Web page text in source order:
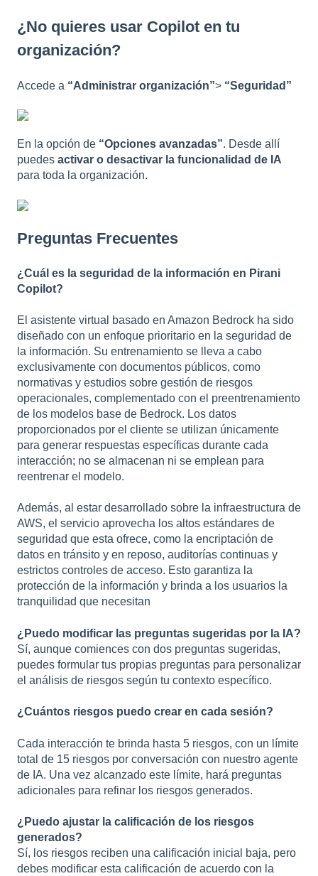
¿No quieres usar Copilot en tu
organización?
Accede a “Administrar organización”> “Seguridad”
En la opción de “Opciones avanzadas”. Desde allí
puedes activar o desactivar la funcionalidad de IA
para toda la organización.
Preguntas Frecuentes
¿Cuál es la seguridad de la información en Pirani
Copilot?
El asistente virtual basado en Amazon Bedrock ha sido
diseñado con un enfoque prioritario en la seguridad de
la información. Su entrenamiento se lleva a cabo
exclusivamente con documentos públicos, como
normativas y estudios sobre gestión de riesgos
operacionales, complementado con el preentrenamiento
de los modelos base de Bedrock. Los datos
proporcionados por el cliente se utilizan únicamente
para generar respuestas específicas durante cada
interacción; no se almacenan ni se emplean para
reentrenar el modelo.
Además, al estar desarrollado sobre la infraestructura de
AWS, el servicio aprovecha los altos estándares de
seguridad que esta ofrece, como la encriptación de
datos en tránsito y en reposo, auditorías continuas y
estrictos controles de acceso. Esto garantiza la
protección de la información y brinda a los usuarios la
tranquilidad que necesitan
¿Puedo modificar las preguntas sugeridas por la IA?
Sí, aunque comiences con dos preguntas sugeridas,
puedes formular tus propias preguntas para personalizar
el análisis de riesgos según tu contexto específico.
¿Cuántos riesgos puedo crear en cada sesión?
Cada interacción te brinda hasta 5 riesgos, con un límite
total de 15 riesgos por conversación con nuestro agente
de IA. Una vez alcanzado este límite, hará preguntas
adicionales para refinar los riesgos generados.
¿Puedo ajustar la calificación de los riesgos
generados?
Sí, los riesgos reciben una calificación inicial baja, pero
debes modificar esta calificación de acuerdo con la